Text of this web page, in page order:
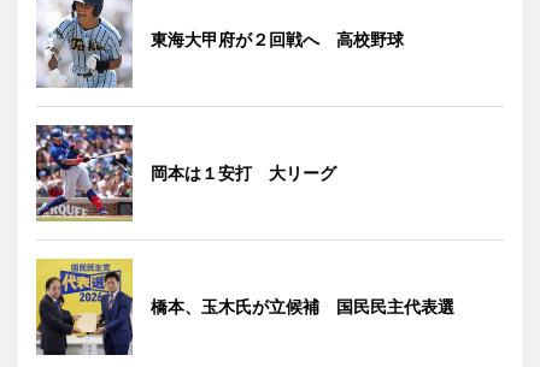
東海大甲府が２回戦へ 高校野球
岡本は１安打 大リーグ
橋本、玉木氏が立候補 国民民主代表選